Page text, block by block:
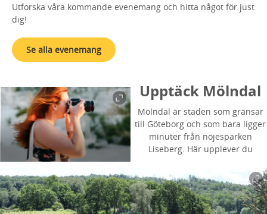
Utforska våra kommande evenemang och hitta något för just
dig!
Se alla evenemang
Upptäck Mölndal
Mölndal är staden som gränsar
till Göteborg och som bara ligger
minuter från nöjesparken
Liseberg. Här upplever du